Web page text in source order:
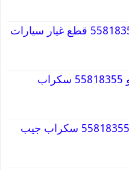
قطع غيار كيا 55818355 قطع غيار سيارات
قطع غيار باجيرو 55818355 سكراب
قطع غيار جيب 55818355 سكراب جيب